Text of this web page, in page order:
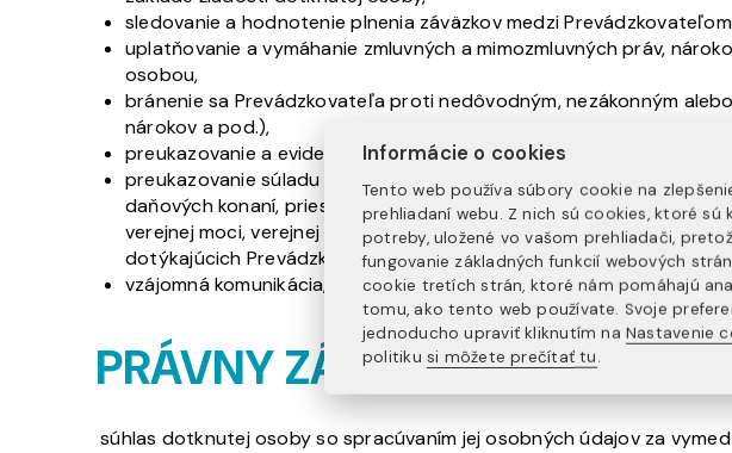
sledovanie a hodnotenie plnenia záväzkov medzi
uplatňovanie a vymáhanie zmluvných a mimozmluvných práv,
osobou,
bránenie sa Prevádzkovateľa proti nedôvodným, nezákonným
nárokov a pod.),
preukazovanie a evidencia plnenia v zmluve dohodnutých
preukazovanie súladu s právnym predpisom alebo splnenia
daňových konaní, priestupkových konaní, trestných konaní, v
verejnej moci, verejnej správy, štátnej správy alebo samosprávy
dotýkajúcich Prevádzkovateľa),
vzájomná komunikácia, fakturácie dodávaných služieb, zasielania
PRÁVNY ZÁKLAD
súhlas dotknutej osoby so spracúvaním jej osobných údajov za
Informácie o cookies
Tento web používa súbory cookie na
prehliadaní webu. Z nich sú cookies, ktoré sú
potreby, uložené vo vašom prehliadači,
fungovanie základných funkcií webových
cookie tretích strán, ktoré nám pomáhajú
tomu, ako tento web používate. Svoje
jednoducho upraviť kliknutím naNastavenie
politiku si môžete prečítať tu.